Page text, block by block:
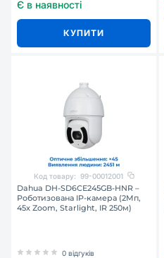
Є в наявності
КУПИТИ
Код товару: 99-00012001
Dahua DH-SD6CE245GB-HNR –
Роботизована IP-камера (2Мп,
45x Zoom, Starlight, IR 250м)
0 відгуків